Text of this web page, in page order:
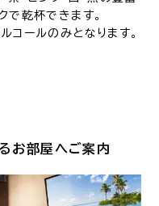
で乾杯できます。
コールのみとなります。
お部屋へご案内